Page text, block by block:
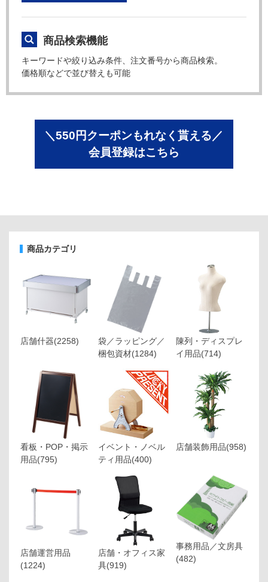
商品検索機能
キーワードや絞り込み条件、注文番号から商品検索。
価格順などで並び替えも可能
＼550円クーポンもれなく貰える／
会員登録はこちら
商品カテゴリ
店舗什器(2258)
袋／ラッピング／
梱包資材(1284)
陳列・ディスプレ
イ用品(714)
看板・POP・掲示
用品(795)
イベント・ノベル
ティ用品(400)
店舗装飾用品(958)
店舗運営用品
(1224)
店舗・オフィス家
具(919)
事務用品／文房具
(482)